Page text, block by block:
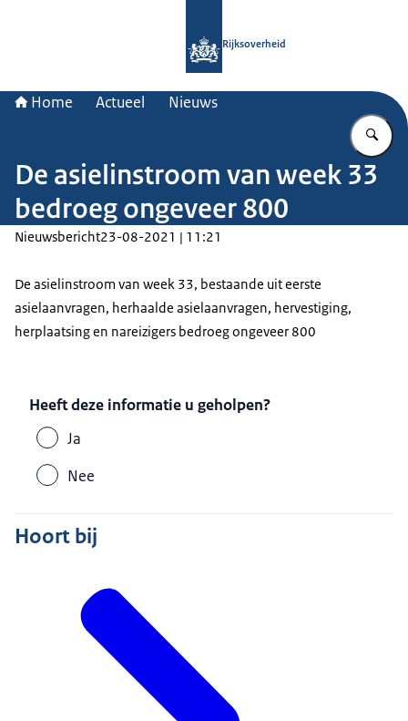
Rijksoverheid
Home Actueel Nieuws
De asielinstroom van week 33
bedroeg ongeveer 800
Nieuwsbericht23-08-2021 | 11:21
De asielinstroom van week 33, bestaande uit eerste
asielaanvragen, herhaalde asielaanvragen, hervestiging,
herplaatsing en nareizigers bedroeg ongeveer 800
Heeft deze informatie u geholpen?
Ja
Nee
Hoort bij